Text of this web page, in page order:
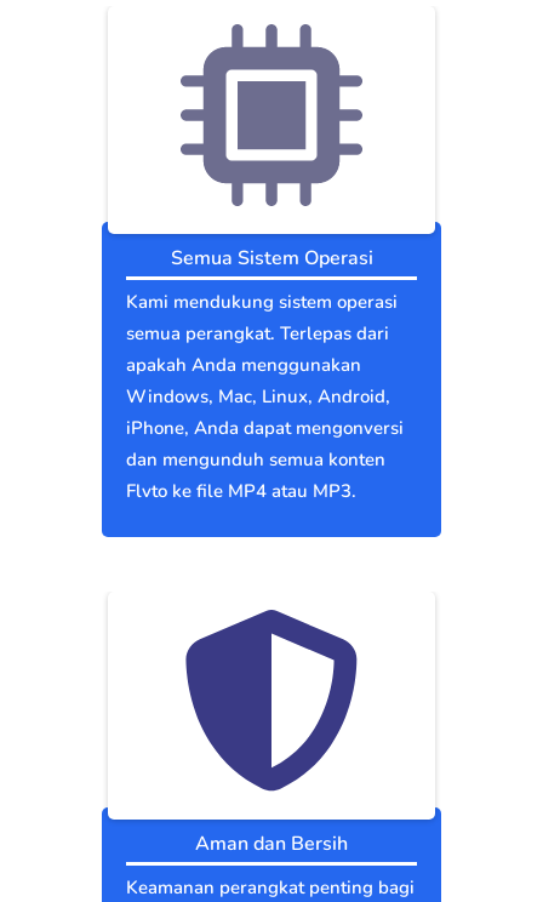
Semua Sistem Operasi
Kami mendukung sistem operasi
semua perangkat. Terlepas dari
apakah Anda menggunakan
Windows, Mac, Linux, Android,
iPhone, Anda dapat mengonversi
dan mengunduh semua konten
Flvto ke file MP4 atau MP3.
Aman dan Bersih
Keamanan perangkat penting bagi